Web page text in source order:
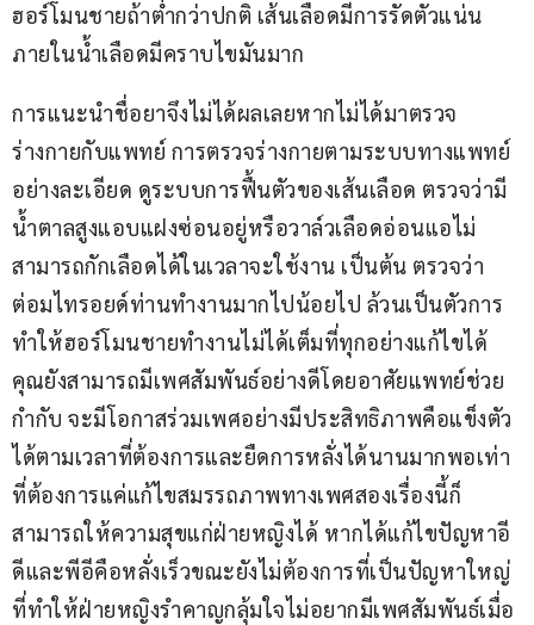
ฮอร์โมนชายถ้าต่ำกว่าปกติ เส้นเลือดมีการรัดตัวแน่น
ภายในน้ำเลือดมีคราบไขมันมาก
การแนะนำชื่อยาจึงไม่ได้ผลเลยหากไม่ได้มาตรวจ
ร่างกายกับแพทย์ การตรวจร่างกายตามระบบทางแพทย์
อย่างละเอียด ดูระบบการฟื้นตัวของเส้นเลือด ตรวจว่ามี
น้ำตาลสูงแอบแฝงซ่อนอยู่หรือวาล์วเลือดอ่อนแอไม่
สามารถกักเลือดได้ในเวลาจะใช้งาน เป็นต้น ตรวจว่า
ต่อมไทรอยด์ท่านทำงานมากไปน้อยไป ล้วนเป็นตัวการ
ทำให้ฮอร์โมนชายทำงานไม่ได้เต็มที่ทุกอย่างแก้ไขได้
คุณยังสามารถมีเพศสัมพันธ์อย่างดีโดยอาศัยแพทย์ช่วย
กำกับ จะมีโอกาสร่วมเพศอย่างมีประสิทธิภาพคือแข็งตัว
ได้ตามเวลาที่ต้องการและยืดการหลั่งได้นานมากพอเท่า
ที่ต้องการแค่แก้ไขสมรรถภาพทางเพศสองเรื่องนี้ก็
สามารถให้ความสุขแก่ฝ่ายหญิงได้ หากได้แก้ไขปัญหาอี
ดีและพีอีคือหลั่งเร็วขณะยังไม่ต้องการที่เป็นปัญหาใหญ่
ที่ทำให้ฝ่ายหญิงรำคาญกลุ้มใจไม่อยากมีเพศสัมพันธ์เมื่อ